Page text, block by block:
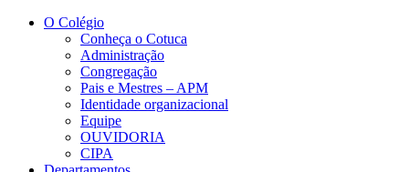
Conteúdo principal
O Colégio
Conheça o Cotuca
Administração
Congregação
Pais e Mestres – APM
Identidade organizacional
Equipe
OUVIDORIA
CIPA